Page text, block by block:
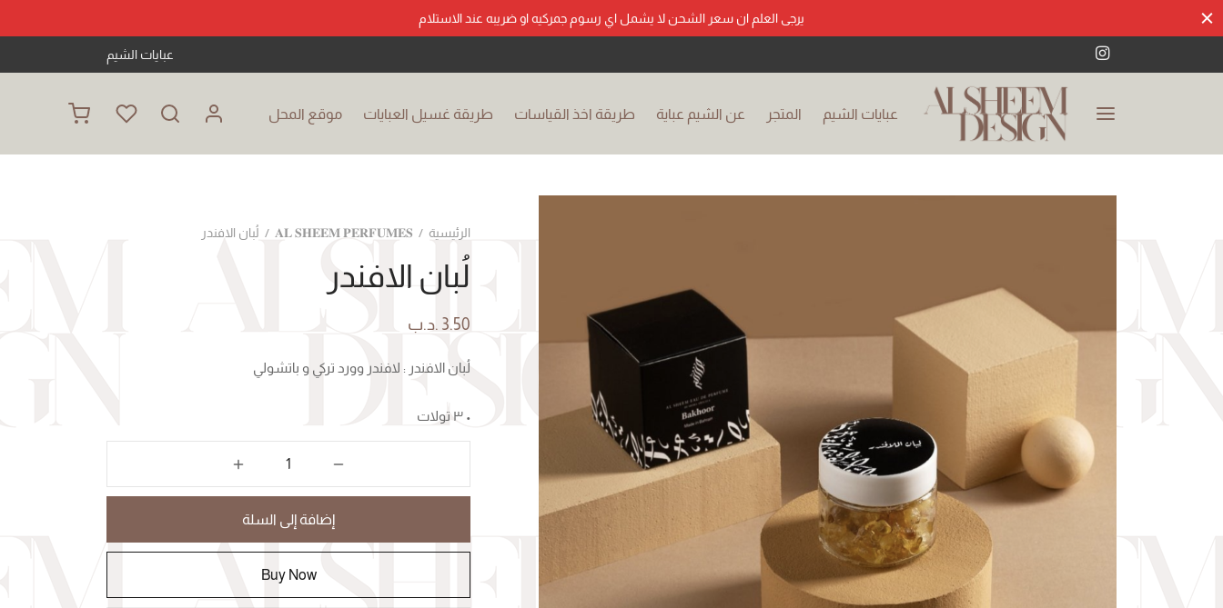
يرجى العلم ان سعر الشحن لا يشمل اي رسوم جمركيه او ضريبه عند الاستلام
عبايات الشيم
عبايات الشيم المتجر عن الشيم عباية طريقة اخذ القياسات طريقة غسيل العبايات موقع المحل
الرئيسية /
𝐀𝐋 𝐒𝐇𝐄𝐄𝐌 𝐏𝐄𝐑𝐅𝐔𝐌𝐄𝐒
/ لُبان الافندر
لُبان الافندر
3.50 .د.ب
لُبان الافندر : ‎لافندر وورد تركي و باتشولي
• ٣ تولات
إضافة إلى السلة
Buy Now